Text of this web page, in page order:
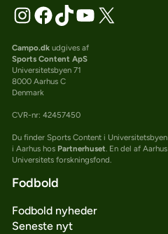
Campo.dkudgives af
Sports Content ApS
Universitetsbyen 71
8000 Aarhus C
Denmark
CVR-nr: 42457450
Du finder Sports Content i Universitetsbyen
i Aarhus hos Partnerhuset. En del af Aarhus
Universitets forskningsfond.
Fodbold
Fodbold nyheder
Seneste nyt